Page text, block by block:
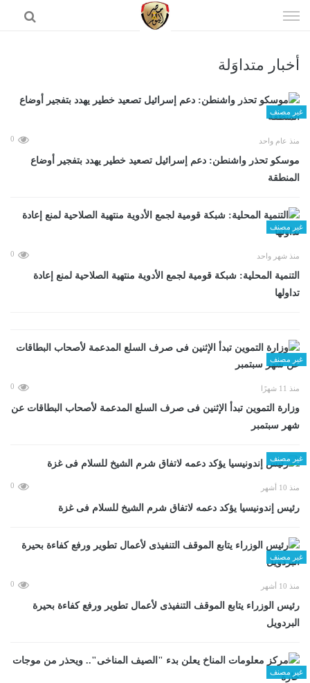
الى
أخبار متداوَلة
غير مصنف
منذ عام واحد 0
موسكو تحذر واشنطن: دعم إسرائيل تصعيد خطير يهدد بتفجير أوضاع
المنطقة
غير مصنف
منذ شهر واحد 0
التنمية المحلية: شبكة قومية لجمع الأدوية منتهية الصلاحية لمنع إعادة
تداولها
غير مصنف
منذ 11 شهرًا 0
وزارة التموين تبدأ الإثنين فى صرف السلع المدعمة لأصحاب البطاقات عن
شهر سبتمبر
غير مصنف
منذ 10 أشهر 0
رئيس إندونيسيا يؤكد دعمه لاتفاق شرم الشيخ للسلام فى غزة
غير مصنف
منذ 10 أشهر 0
رئيس الوزراء يتابع الموقف التنفيذى لأعمال تطوير ورفع كفاءة بحيرة
البردويل
غير مصنف